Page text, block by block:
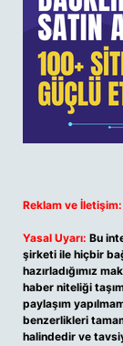
Reklam ve İletişim:
Yasal Uyarı: Bu
şirketi ile hiçbir
hazırladığımız
haber niteliği
paylaşım
benzerlikleri
halindedir ve